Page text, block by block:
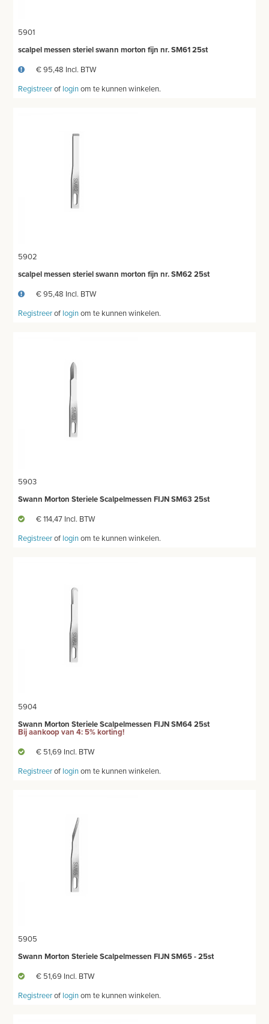
GYNEACOLOGY
ORTHOPEDIE
TWEEDEHANDS - LIQUIDATIE
PRODUCT NIET GEVONDEN?
5901
scalpel messen steriel swann morton fijn nr. SM61 25st
€ 95,48 Incl. BTW
Registreerof loginom te kunnen winkelen.
5902
scalpel messen steriel swann morton fijn nr. SM62 25st
€ 95,48 Incl. BTW
Registreerof loginom te kunnen winkelen.
5903
Swann Morton Steriele Scalpelmessen FIJN SM63 25st
€ 114,47 Incl. BTW
Registreerof loginom te kunnen winkelen.
5904
Swann Morton Steriele Scalpelmessen FIJN SM64 25st
Bij aankoop van 4: 5% korting!
€ 51,69 Incl. BTW
Registreerof loginom te kunnen winkelen.
5905
Swann Morton Steriele Scalpelmessen FIJN SM65 - 25st
€ 51,69 Incl. BTW
Registreerof loginom te kunnen winkelen.